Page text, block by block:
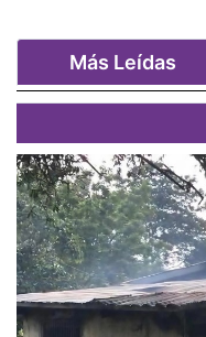
Más Leídas